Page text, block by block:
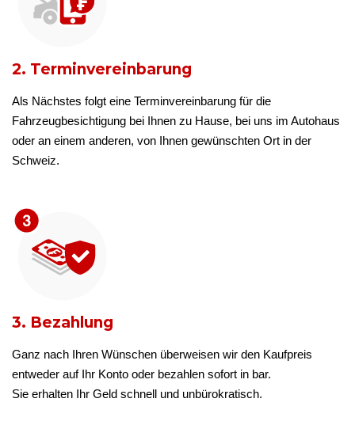
2. Terminvereinbarung
Als Nächstes folgt eine Terminvereinbarung für die
Fahrzeugbesichtigung bei Ihnen zu Hause, bei uns im Autohaus
oder an einem anderen, von Ihnen gewünschten Ort in der
Schweiz.
3. Bezahlung
Ganz nach Ihren Wünschen überweisen wir den Kaufpreis
entweder auf Ihr Konto oder bezahlen sofort in bar.
Sie erhalten Ihr Geld schnell und unbürokratisch.